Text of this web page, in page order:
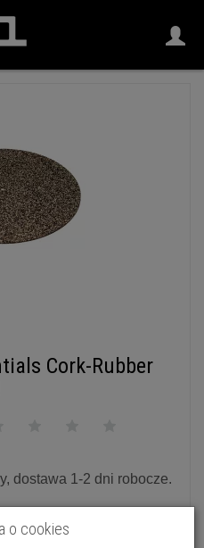
Cork-Rubber
dostawa 1-2 dni robocze.
o cookies